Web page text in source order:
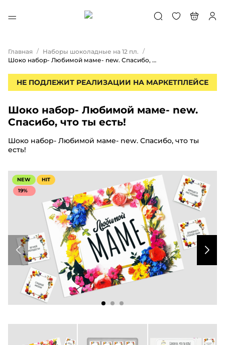
Главная / Наборы шоколадные на 12 пл. /
Шоко набор- Любимой маме- new. Спасибо, что ты есть!
НЕ ПОДЛЕЖИТ РЕАЛИЗАЦИИ НА МАРКЕТПЛЕЙСЕ
Шоко набор- Любимой маме- new.
Спасибо, что ты есть!
Шоко набор- Любимой маме- new. Спасибо, что ты
есть!
NEW
HIT
19%